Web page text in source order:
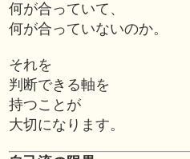
何が合っていて、
何が合っていないのか。
それを
判断できる軸を
持つことが
大切になります。